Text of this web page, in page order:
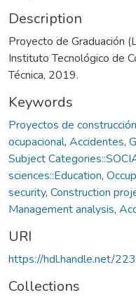
Description
Proyecto de Graduación
Instituto Tecnológico de
Técnica, 2019.
Keywords
Proyectos de construcción
ocupacional, Accidentes,
Subject
sciences::Education,
security, Construction
Management analysis,
URI
https://hdl.handle.net/
Collections